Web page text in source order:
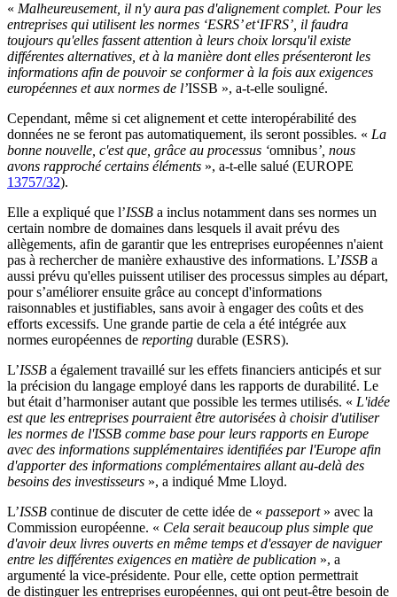
« Malheureusement, il n'y aura pas d'alignement complet. Pour les
entreprises qui utilisent les normes ‘ESRS’ et‘IFRS’, il faudra
toujours qu'elles fassent attention à leurs choix lorsqu'il existe
différentes alternatives, et à la manière dont elles présenteront les
informations afin de pouvoir se conformer à la fois aux exigences
européennes et aux normes de l’ISSB », a-t-elle souligné.
Cependant, même si cet alignement et cette interopérabilité des
données ne se feront pas automatiquement, ils seront possibles. « La
bonne nouvelle, c'est que, grâce au processus ‘omnibus’, nous
avons rapproché certains éléments », a-t-elle salué (EUROPE
13757/32).
Elle a expliqué que l’ISSB a inclus notamment dans ses normes un
certain nombre de domaines dans lesquels il avait prévu des
allègements, afin de garantir que les entreprises européennes n'aient
pas à rechercher de manière exhaustive des informations. L’ISSB a
aussi prévu qu'elles puissent utiliser des processus simples au départ,
pour s’améliorer ensuite grâce au concept d'informations
raisonnables et justifiables, sans avoir à engager des coûts et des
efforts excessifs. Une grande partie de cela a été intégrée aux
normes européennes de reporting durable (ESRS).
L’ISSB a également travaillé sur les effets financiers anticipés et sur
la précision du langage employé dans les rapports de durabilité. Le
but était d’harmoniser autant que possible les termes utilisés. « L'idée
est que les entreprises pourraient être autorisées à choisir d'utiliser
les normes de l'ISSB comme base pour leurs rapports en Europe
avec des informations supplémentaires identifiées par l'Europe afin
d'apporter des informations complémentaires allant au-delà des
besoins des investisseurs », a indiqué Mme Lloyd.
L’ISSB continue de discuter de cette idée de « passeport » avec la
Commission européenne. « Cela serait beaucoup plus simple que
d'avoir deux livres ouverts en même temps et d'essayer de naviguer
entre les différentes exigences en matière de publication », a
argumenté la vice-présidente. Pour elle, cette option permettrait
de distinguer les entreprises européennes, qui ont peut-être besoin de